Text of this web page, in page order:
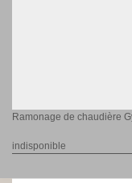
Ramonage de chaudière
indisponible